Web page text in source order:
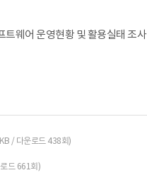
웨어 운영현황 및 활용실태 조사
/ 다운로드 438회)
드 661회)